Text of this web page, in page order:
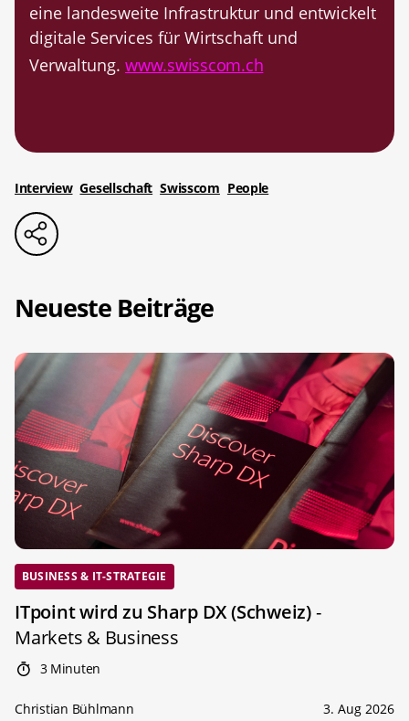
eine landesweite Infrastruktur und entwickelt
digitale Services für Wirtschaft und
Verwaltung. www.swisscom.ch
Interview Gesellschaft Swisscom People
Neueste Beiträge
BUSINESS & IT-STRATEGIE
ITpoint wird zu Sharp DX (Schweiz)-
Markets & Business
3 Minuten
Christian Bühlmann 3. Aug 2026